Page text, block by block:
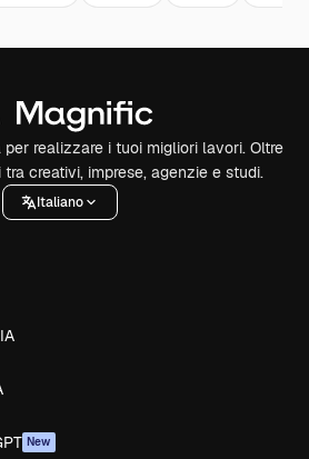
realizzare i tuoi migliori lavori. Oltre
creativi, imprese, agenzie e studi.
Italiano
New